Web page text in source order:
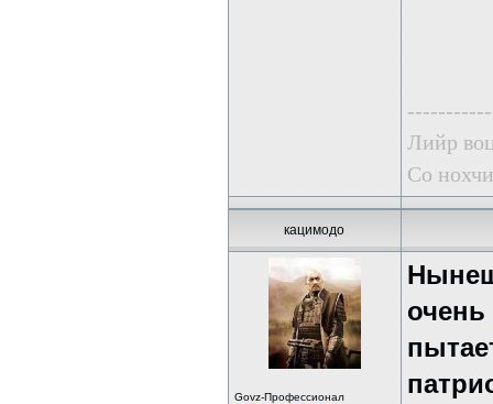
Лийр
Со
кацимодо
Govz-Профессионал